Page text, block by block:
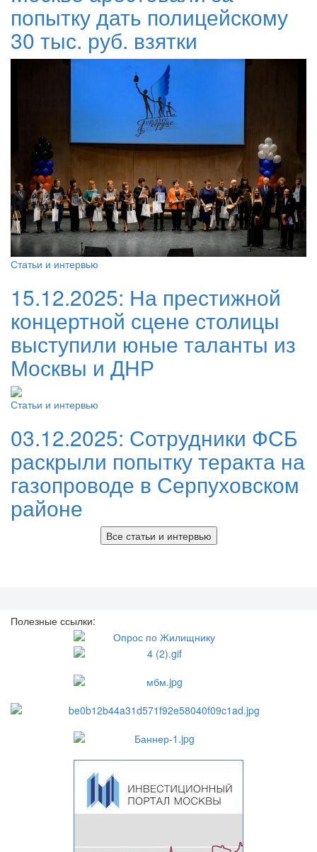
попытку дать полицейскому
30 тыс. руб. взятки
Статьи и интервью
15.12.2025: На престижной
концертной сцене столицы
выступили юные таланты из
Москвы и ДНР
Статьи и интервью
03.12.2025: Сотрудники ФСБ
раскрыли попытку теракта на
газопроводе в Серпуховском
районе
Все статьи и интервью
Полезные ссылки: